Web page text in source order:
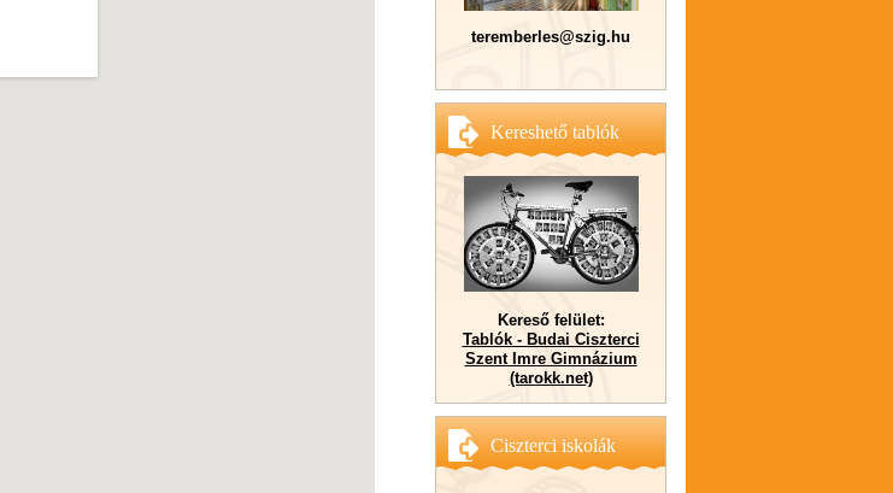
teremberles@szig.hu
Kereshető tablók
Kereső felület:
Tablók - Budai Ciszterci
Szent Imre Gimnázium
(tarokk.net)
Ciszterci iskolák